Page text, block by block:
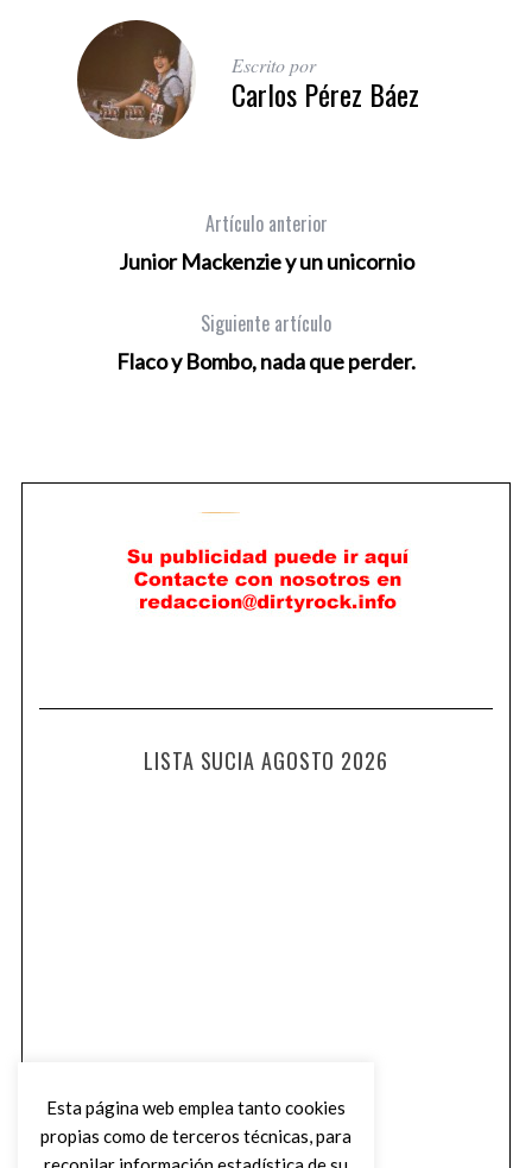
Escrito por
Carlos Pérez Báez
Artículo anterior
Junior Mackenzie y un unicornio
Siguiente artículo
Flaco y Bombo, nada que perder.
LISTA SUCIA AGOSTO 2026
Esta página web emplea tanto cookies
propias como de terceros técnicas, para